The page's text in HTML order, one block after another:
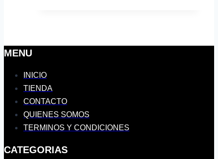
MENU
INICIO
TIENDA
CONTACTO
QUIENES SOMOS
TERMINOS Y CONDICIONES
CATEGORIAS